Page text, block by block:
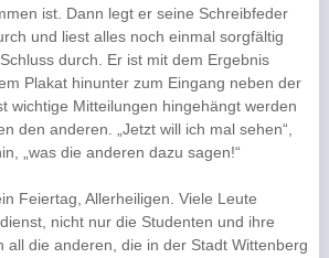
ist. Dann legt er seine Schreibfeder
und liest alles noch einmal sorgfältig
durch. Er ist mit dem Ergebnis
Plakat hinunter zum Eingang neben der
wichtige Mitteilungen hingehängt werden
den anderen. „Jetzt will ich mal sehen“,
„was die anderen dazu sagen!“
Feiertag, Allerheiligen. Viele Leute
nicht nur die Studenten und ihre
all die anderen, die in der Stadt Wittenberg